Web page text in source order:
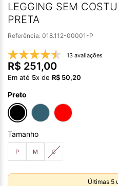
LEGGING SEM
PRETA
Referência: 018.112-00001-P
13 avaliações
R$ 251,00
Em até 5x de R$ 50,20
Preto
Tamanho
P M G
Últimas 5